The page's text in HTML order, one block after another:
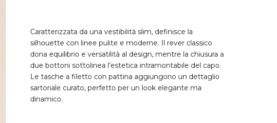
Caratterizzata da una vestibilità slim, definisce la
silhouette con linee pulite e moderne. Il rever classico
dona equilibrio e versatilità al design, mentre la chiusura a
due bottoni sottolinea l’estetica intramontabile del capo.
Le tasche a filetto con pattina aggiungono un dettaglio
sartoriale curato, perfetto per un look elegante ma
dinamico.